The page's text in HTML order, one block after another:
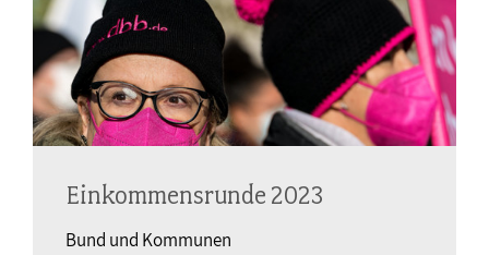
Einkommensrunde 2023
Bund und Kommunen